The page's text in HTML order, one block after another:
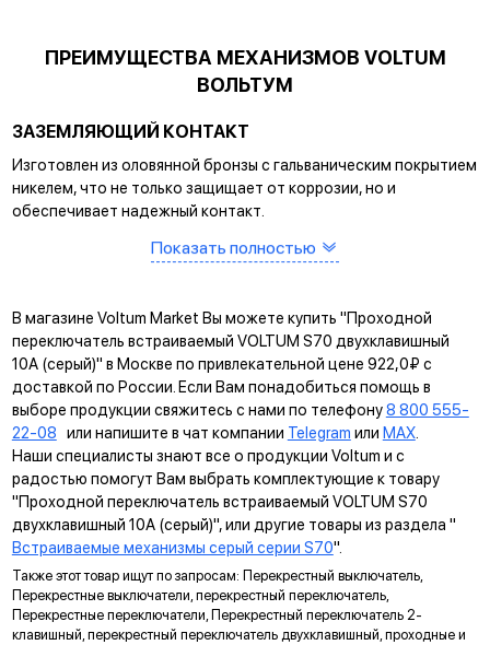
ПРЕИМУЩЕСТВА МЕХАНИЗМОВ VOLTUM
ВОЛЬТУМ
ЗАЗЕМЛЯЮЩИЙ КОНТАКТ
Изготовлен из оловянной бронзы с гальваническим покрытием
никелем, что не только защищает от коррозии, но и
обеспечивает надежный контакт.
САМОЗАЖИМНЫЕ КЛЕММЫ
КРЕПЛЕНИЕ EASY CLICK
Обеспечивает быстрое и легкое соединение механизма с
рамкой. Восемь фиксаторов по периметру нивелируют
неровности стены и надежно удерживают конструкцию.
УНИВЕРСАЛЬНЫЙ МОНТАЖ
Суппорт поддерживает установку механизма в
многопостовые рамки как по горизонтали, так и по вертикали.
ДИАГОНАЛЬНЫЕ ОТВЕРСТИЯ СУППОРТА
Предназначены для удобного крепления механизмов в
нестандартных условиях, не требующих применения
подрозетников.
Показать полностью
В магазине Voltum Market Вы можете купить "Проходной
переключатель встраиваемый VOLTUM S70 двухклавишный
10А (серый)" в Москве по привлекательной цене 922,0₽ с
доставкой по России. Если Вам понадобиться помощь в
выборе продукции свяжитесь с нами по телефону8 800 555-
22-08 или напишите в чат компании Telegram или MAX.
Наши специалисты знают все о продукции Voltum и с
радостью помогут Вам выбрать комплектующие к товару
"Проходной переключатель встраиваемый VOLTUM S70
двухклавишный 10А (серый)", или другие товары из раздела "
Встраиваемые механизмы серый серии S70".
Также этот товар ищут по запросам: Перекрестный выключатель,
Перекрестные выключатели, перекрестный переключатель,
Перекрестные переключатели, Перекрестный переключатель 2-
клавишный, перекрестный переключатель двухклавишный, проходные и